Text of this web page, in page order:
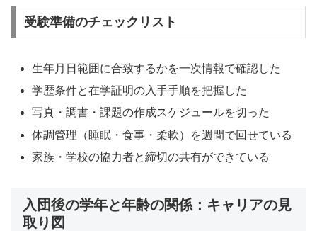
受験準備のチェックリスト
生年月日範囲に合致するかを一次情報で確認した
学歴条件と在学証明の入手手順を把握した
写真・調書・課題の作成スケジュールを切った
体調管理（睡眠・食事・柔軟）を週間で回せている
家族・学校の協力者と締切の共有ができている
入団後の学年と年齢の関係：キャリアの見
取り図